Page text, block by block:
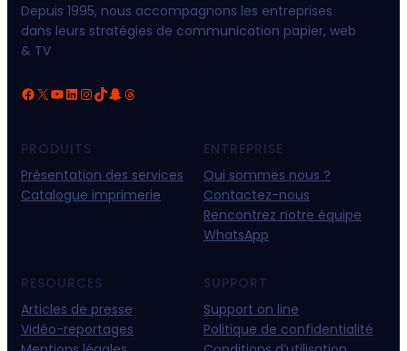
Depuis 1995, nous accompagnons les entreprises
dans leurs stratégies de communication papier, web
& TV
Facebook X YouTube LinkedIn InstagramTikTok Snapchat Threads
PRODUITS
Présentation des services
Catalogue imprimerie
ENTREPRISE
Qui sommes nous ?
Contactez-nous
Rencontrez notre équipe
WhatsApp
RESOURCES
Articles de presse
Vidéo-reportages
SUPPORT
Support on line
Politique de confidentialité